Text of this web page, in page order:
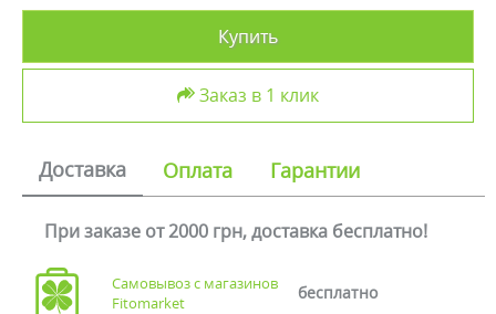
Купить
Заказ в 1 клик
Доставка Оплата Гарантии
При заказе от 2000 грн, доставка бесплатно!
Самовывоз с магазинов
Fitomarket
бесплатно